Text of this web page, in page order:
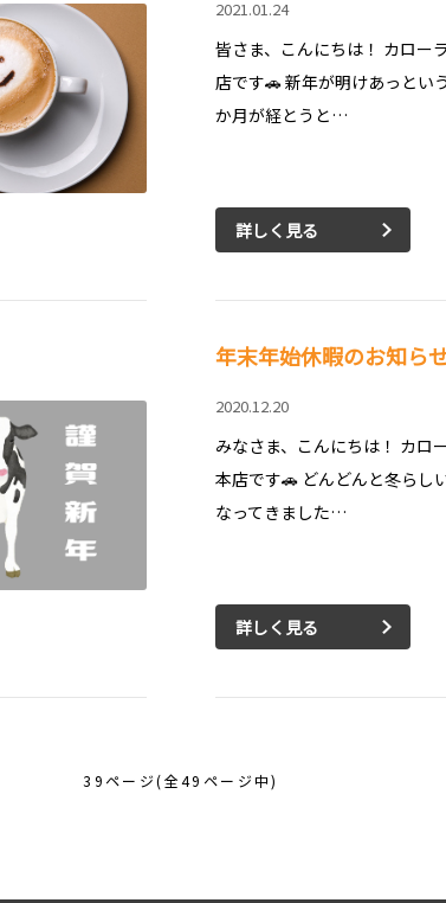
2021.01.24
皆さま、こんにちは！ カロー
店です🚗 新年が明けあっとい
か月が経とうと…
詳しく見る
年末年始休暇のお知ら
2020.12.20
みなさま、こんにちは！ カロ
本店です🚗 どんどんと冬らし
なってきました…
詳しく見る
39ページ(全49ページ中)